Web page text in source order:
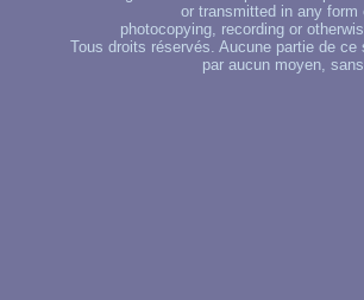
or transmitted in any
photocopying, recording or
Tous droits réservés. Aucune partie de
par aucun moyen,